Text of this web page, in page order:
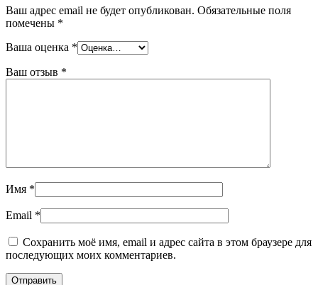
Ваш адрес email не будет опубликован. Обязательные поля
помечены *
Ваша оценка *
Ваш отзыв *
Имя *
Email *
Сохранить моё имя, email и адрес сайта в этом браузере для
последующих моих комментариев.